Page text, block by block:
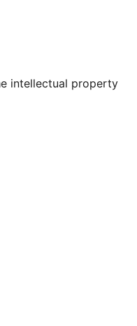
account
intellectual property